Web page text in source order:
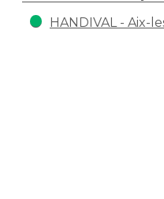
HANDIVAL - Aix-